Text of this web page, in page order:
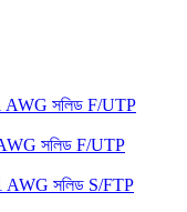
সলিড F/UTP
সলিড F/UTP
সলিড S/FTP